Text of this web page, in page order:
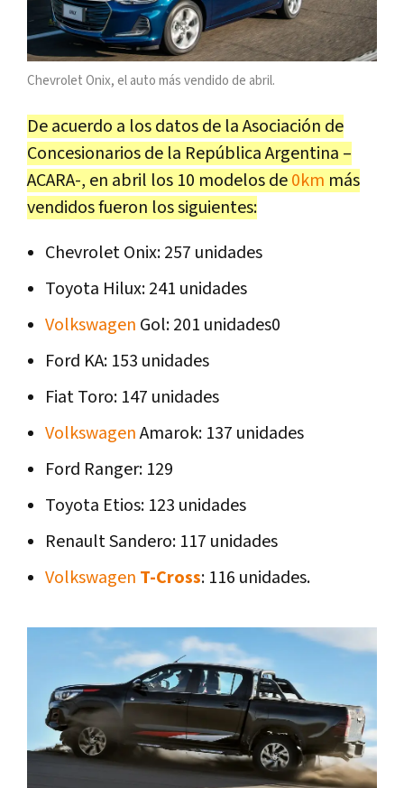
Chevrolet Onix, el auto más vendido de abril.
De acuerdo a los datos de la Asociación de
Concesionarios de la República Argentina –
ACARA-, en abril los 10 modelos de0km más
vendidos fueron los siguientes:
Chevrolet Onix: 257 unidades
Toyota Hilux: 241 unidades
Volkswagen Gol: 201 unidades0
Ford KA: 153 unidades
Fiat Toro: 147 unidades
VolkswagenAmarok: 137 unidades
Ford Ranger: 129
Toyota Etios: 123 unidades
Renault Sandero: 117 unidades
Volkswagen T-Cross: 116 unidades.